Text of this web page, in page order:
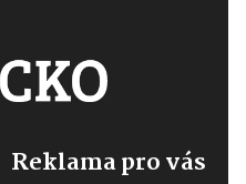
Reklama pro vás